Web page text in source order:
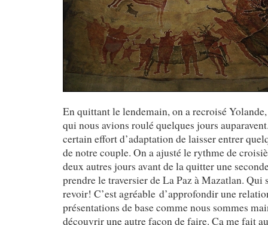
En quittant le lendemain, on a recroisé
qui nous avions roulé quelques jours
certain effort d’adaptation de laisser entrer
de notre couple. On a ajusté le rythme de
deux autres jours avant de la quitter une
prendre le traversier de La Paz à Mazatlan. Qui
revoir! C’est agréable d’approfondir une
présentations de base comme nous sommes
découvrir une autre façon de faire. Ça me fait